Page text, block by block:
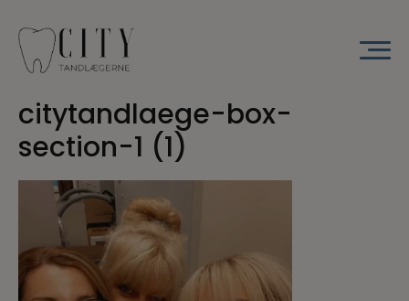
indholdet
citytandlaege-box-
section-1 (1)